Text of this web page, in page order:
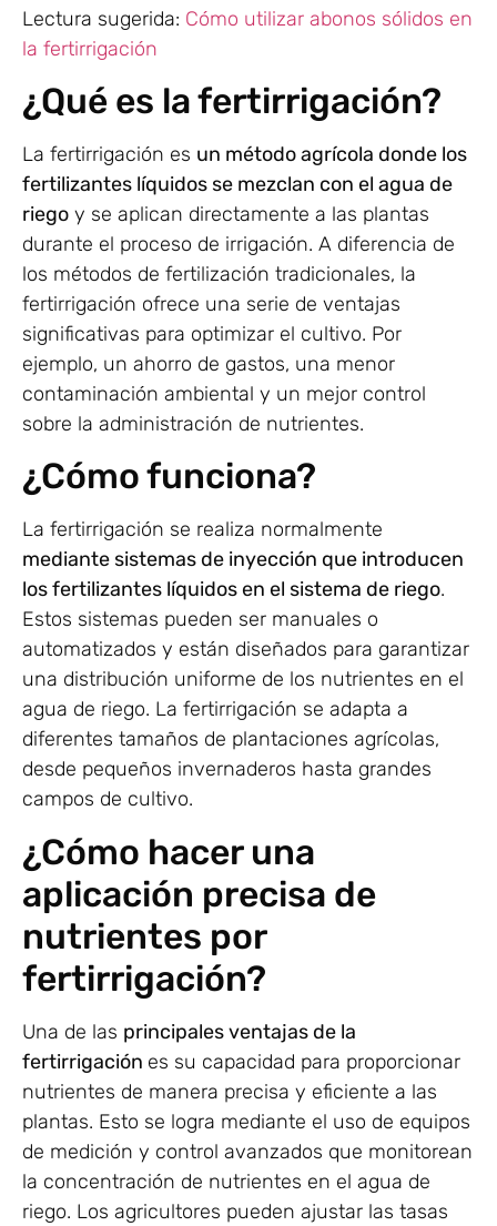
Lectura sugerida: Cómo utilizar abonos sólidos en
la fertirrigación
¿Qué es la fertirrigación?
La fertirrigación es un método agrícola donde los
fertilizantes líquidos se mezclan con el agua de
riego y se aplican directamente a las plantas
durante el proceso de irrigación. A diferencia de
los métodos de fertilización tradicionales, la
fertirrigación ofrece una serie de ventajas
significativas para optimizar el cultivo. Por
ejemplo, un ahorro de gastos, una menor
contaminación ambiental y un mejor control
sobre la administración de nutrientes.
¿Cómo funciona?
La fertirrigación se realiza normalmente
mediante sistemas de inyección que introducen
los fertilizantes líquidos en el sistema de riego.
Estos sistemas pueden ser manuales o
automatizados y están diseñados para garantizar
una distribución uniforme de los nutrientes en el
agua de riego. La fertirrigación se adapta a
diferentes tamaños de plantaciones agrícolas,
desde pequeños invernaderos hasta grandes
campos de cultivo.
¿Cómo hacer una
aplicación precisa de
nutrientes por
fertirrigación?
Una de las principales ventajas de la
fertirrigación es su capacidad para proporcionar
nutrientes de manera precisa y eficiente a las
plantas. Esto se logra mediante el uso de equipos
de medición y control avanzados que monitorean
la concentración de nutrientes en el agua de
riego. Los agricultores pueden ajustar las tasas